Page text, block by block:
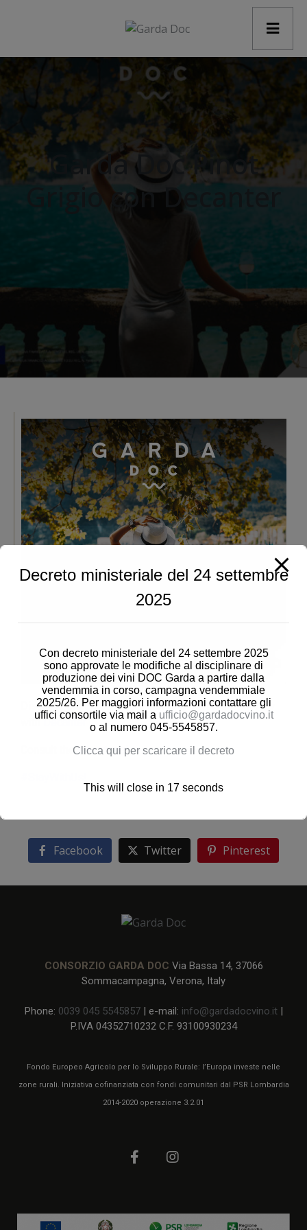
Garda Doc Pinot
Grigio con Decanter
Discover the Garda DOC Pinot Grigio wines from Italy
withDecanter
Consult theadvertorial
Facebook Twitter Pinterest
CONSORZIO GARDA DOC Via Bassa 14, 37066
Sommacampagna, Verona, Italy
Phone: 0039 045 5545857| e-mail: info@gardadocvino.it|
P.IVA 04352710232 C.F. 93100930234
Fondo Europeo Agricolo per lo Sviluppo Rurale: l’Europa investe nelle
zone rurali. Iniziativa cofinanziata con fondi comunitari dal PSR Lombardia
2014-2020 operazione 3.2.01
Decreto ministeriale del 24 settembre
2025
Con decreto ministeriale del 24 settembre 2025
sono approvate le modifiche al disciplinare di
produzione dei vini DOC Garda a partire dalla
vendemmia in corso, campagna vendemmiale
2025/26. Per maggiori informazioni contattare gli
uffici consortile via mail a ufficio@gardadocvino.it
o al numero 045-5545857.
Clicca qui per scaricare il decreto
This will close in 16 seconds